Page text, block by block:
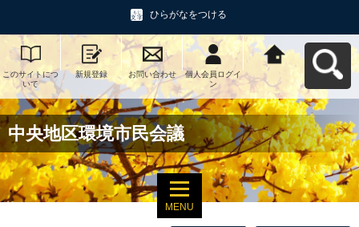
ひらがなをつける
このサイトにつ
いて
新規登録 お問い合わせ
個人会員ログイ
ン
八王子ｺﾐｭﾆﾃｨ活
動応援ｻｲﾄ はち
コミねっとへ戻
る
中央地区環境市民会議
MENU